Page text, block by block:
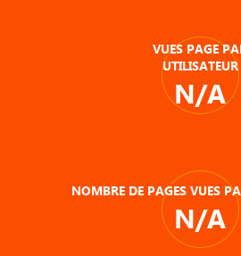
VUES PAGE
UTILISATEUR
N/A
NOMBRE DE PAGES VUES
N/A